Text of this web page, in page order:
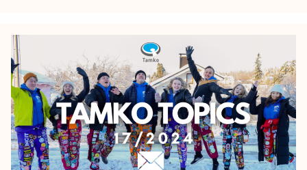
i
c
s
1
7